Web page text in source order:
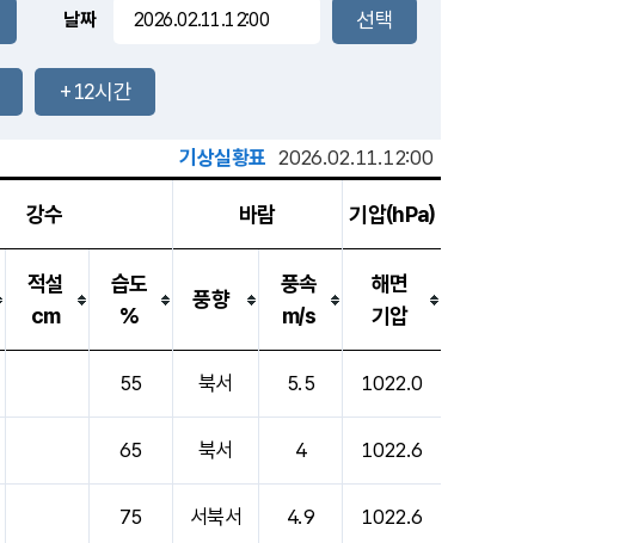
-mm
장호원
날짜
+12시간
기상실황표 2026.02.11.12:00
강수 바람 기압(hPa)
적설
cm
습도
%
풍향
풍속
m/s
해면
기압
55 북서 5.5 1022.0
65 북서 4 1022.6
75 서북서 4.9 1022.6